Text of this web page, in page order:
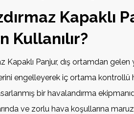
Kapaklı
Kullanılır?
Kapaklı Panjur, dış ortamdan gelen
engelleyerek iç ortama kontrollü
bir havalandırma
ve zorlu hava koşullarına